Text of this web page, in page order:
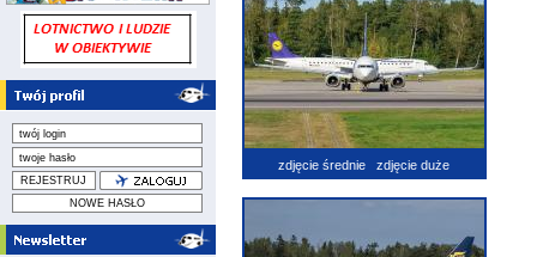
zdjęcie średnie zdjęcie duże